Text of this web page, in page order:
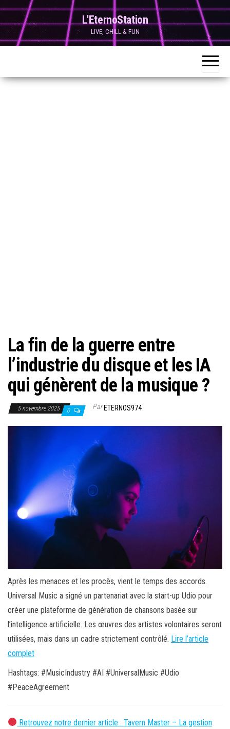
Skip
to
content
L'EternoStation
LIVE, CHILL & FUN
La fin de la guerre entre
l’industrie du disque et les IA
qui génèrent de la musique ?
5 novembre 2025 0 ParETERNOS974
Après les menaces et les procès, vient le temps des accords.
Universal Music a signé un partenariat avec la start-up Udio pour
créer une plateforme de génération de chansons basée sur
l’intelligence artificielle. Les œuvres des artistes volontaires seront
utilisées, mais dans un cadre strictement contrôlé. Lire l’article
complet
Hashtags: #MusicIndustry #AI #UniversalMusic #Udio
#PeaceAgreement
Retrouvez notre dernier article : Tavern Master – La gestion